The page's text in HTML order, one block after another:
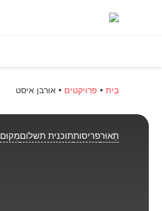
בַּיִת • פרויקטים • אורבן איסט
תֵאוּרפריסותתוכנית תשלוםמִקוּם